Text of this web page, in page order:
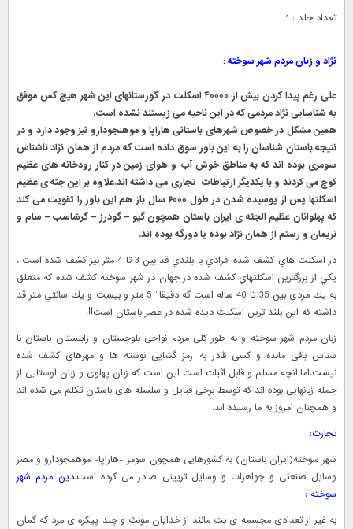
تعداد جلد : 1
نژاد و زبان مردم شهر سوخته :
علی رغم پیدا کردن بیش از ۴۰۰۰۰ اسکلت در گورستانهای این شهر هیچ کس موفق
به شناسایی نژاد مردمی که در این ناحیه می زیستند نشده است.
همین مشکل در خصوص شهرهای باستانی هاراپا و موهنجودارو نیز وجود دارد و در
نتیجه باستان شناسان را به این باور سوق داده است که مردم از همان نژاد ناشناس
سومری بوده اند که به مناطق خوش آب و هوای زمین در کنار رودخانه های عظیم
کوچ می کردند و با یکدیگر ارتباطات تجاری می داشته اند.علاوه بر این جثه ی عظیم
اسکلتها پس از پوسیده شدن در طول ۶۰۰۰ سال باز هم این باور را تقویت می کند
که پهلوانان عظیم الجثه ی ایران باستان همچون گیو – گودرز – گرشاسب – سام و
نریمان و رستم از همان نژاد بوده یا دورگه بوده اند.
در اسكلت هاي كشف شده افرادي با بلندي قد بين 3 تا 4 متر نيز كشف شده است .
يكي از بزرگترين اسكلتهاي كشف شده در جهان در شهر سوخته كشف شده كه متعلق
به يك مردي بين 35 تا 40 ساله است كه دقيقا” 5 متر و بيست و يك سانتي متر قد
داشته كه اين بلند ترين اسكلت ديده شده در عصر باستان است!!!
زبان مردم شهر سوخته و به طور کلی مردم نواحی بلوچستان و زابلستان باستان نا
شناس باقی مانده و کسی قادر به رمز گشایی نوشته ها و مهرهای کشف شده
نیست.اما آنچه مسلم و قابل اثبات است این است که زبان پهلوی و زبان اوستایی از
جمله زبانهایی بوده اند که توسط برخی قبایل و سلسله های باستان تکلم می شده اند
و همچنان امروز به ما رسیده اند.
تجارت:
شهر سوخته(ایران باستان) به کشورهایی همچون سومر -هاراپا- موهمجودارو و مصر
وسایل صنعتی و جواهرات و وسایل تزیینی صادر می کرده است.دین مردم شهر
سوخته :
به غیر از تعدادی مجسمه ی بت مانند از خدایان مونث و چند پیکره ی مرد که گمان